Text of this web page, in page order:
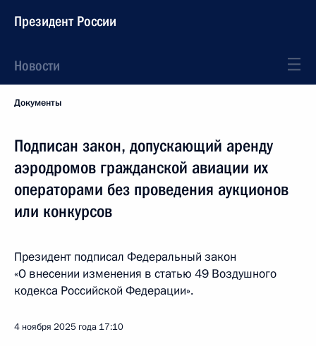
Президент России
Новости
Документы
Подписан закон, допускающий аренду
аэродромов гражданской авиации их
операторами без проведения аукционов
или конкурсов
Президент подписал Федеральный закон
«О внесении изменения в статью 49 Воздушного
кодекса Российской Федерации».
4 ноября 2025 года 17:10